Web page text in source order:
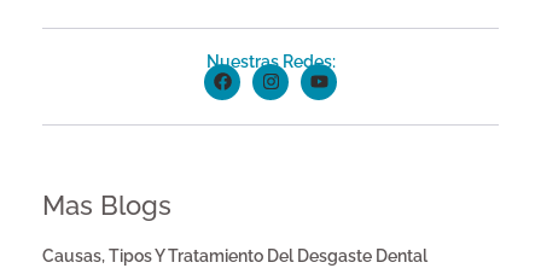
Nuestras Redes:
Mas Blogs
Causas, Tipos Y Tratamiento Del Desgaste Dental